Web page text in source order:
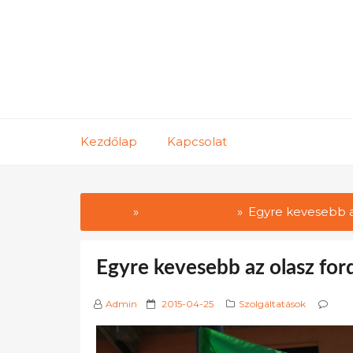
Kezdőlap Kapcsolat
Egyre kevesebb
Egyre kevesebb az olasz
Admin
P
s
2015-04-25 Szolgáltatások